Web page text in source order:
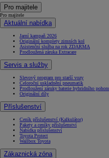
Pro majitele
Pro majitele
Aktuální nabídka
Jarní kampaň 2026
Originální komplety zimních kol
Asistenční služba na rok ZDARMA
Prodloužená záruka Extracare
Servis a služby
Slevový program pro starší vozy
Celoroční uskladnění pneumatik
Prodloužení záruky baterie hybridního
Originální díly
Příslušenství
Ceník příslušenství (Kalkulátor)
Pakety a ceníky příslušenství
Nabídka příslušenství
Toyota Protect
Wallbox Toyota
Zákaznická zóna